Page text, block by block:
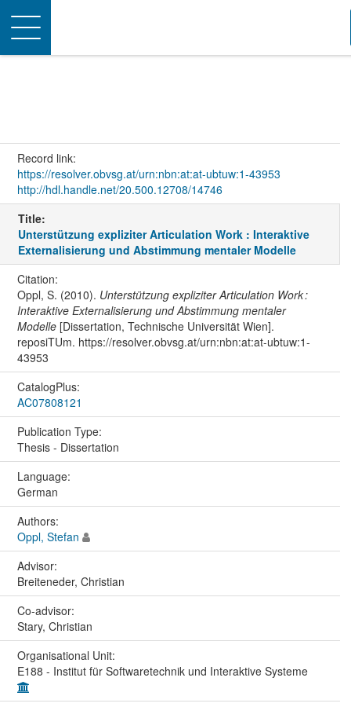
Toggle
navigation
Record link:
https://resolver.obvsg.at/urn:nbn:at:at-ubtuw:1-43953
http://hdl.handle.net/20.500.12708/14746
Title:
Unterstützung expliziter Articulation Work : Interaktive
Externalisierung und Abstimmung mentaler Modelle
Citation:
Oppl, S. (2010). Unterstützung expliziter Articulation Work :
Interaktive Externalisierung und Abstimmung mentaler
Modelle[Dissertation, Technische Universität Wien].
reposiTUm. https://resolver.obvsg.at/urn:nbn:at:at-ubtuw:1-
43953
CatalogPlus:
AC07808121
Publication Type:
Thesis - Dissertation
Language:
German
Authors:
Oppl, Stefan
Advisor:
Breiteneder, Christian
Co-advisor:
Stary, Christian
Organisational Unit:
E188 - Institut für Softwaretechnik und Interaktive Systeme